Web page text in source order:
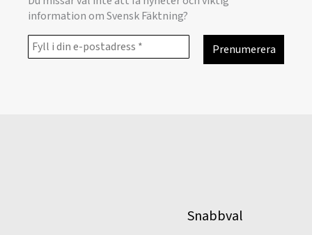
information om Svensk Fäktning?
Snabbval